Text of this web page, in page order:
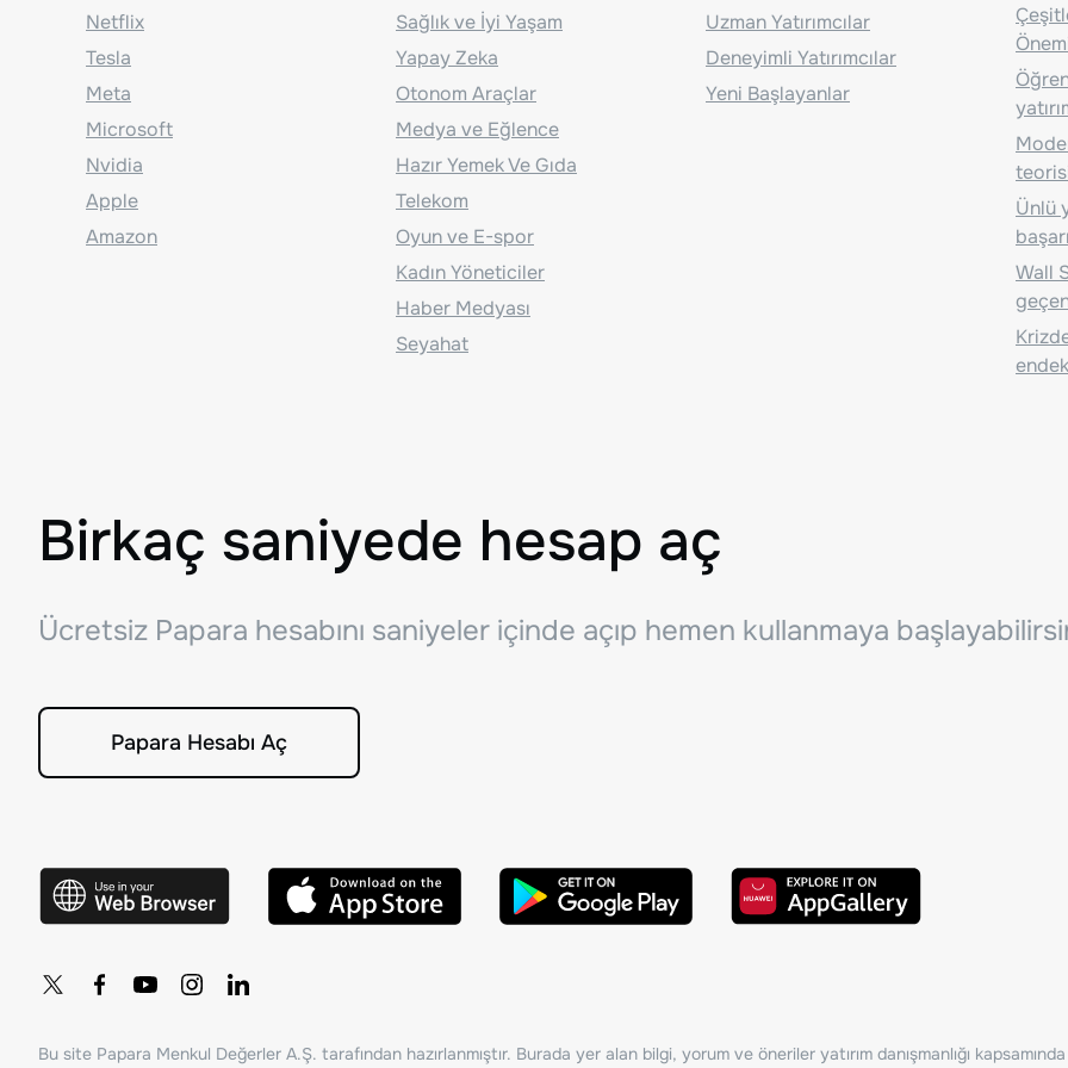
Netflix
Tesla
Meta
Microsoft
Nvidia
Apple
Amazon
Sağlık ve İyi Yaşam
Yapay Zeka
Otonom Araçlar
Medya ve Eğlence
Hazır Yemek Ve Gıda
Telekom
Oyun ve E-spor
Kadın Yöneticiler
Haber Medyası
Seyahat
Uzman Yatırımcılar
Deneyimli Yatırımcılar
Yeni Başlayanlar
Ünlü
Wall
Birkaç saniyede hesap aç
Ücretsiz Papara hesabını saniyeler içinde açıp hemen kullanmaya
Papara Hesabı Aç
Bu site Papara Menkul Değerler A.Ş. tarafından hazırlanmıştır. Burada yer alan bilgi, yorum ve öneriler yatırım danışmanlığı